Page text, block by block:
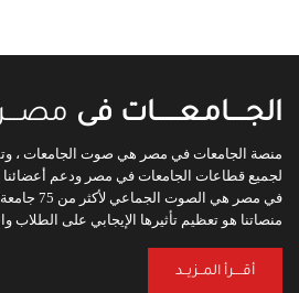
الجـــــامـعـــــــات فى
منصة الجامعات في مصر هي صوت الجامعات ،
لجميع قطاعات الجامعات في مصر ودعم أعضائنا
في مصر هي
منصاتنا هو تعظيم تأثيرها الإيجابي على الطلاب
أقــــرأ المــزيــد